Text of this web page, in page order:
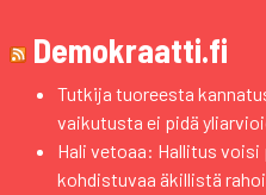
Demokraatti.fi
Tutkija tuoreesta
vaikutusta ei pidä
Hali vetoaa: Hallitus
kohdistuvaa äkillistä